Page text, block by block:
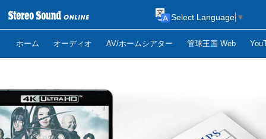
ホーム オーディオ AV/ホームシアター 管球王国 Web
Select Language ▼